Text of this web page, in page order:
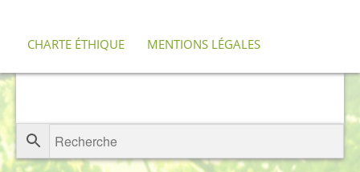
CHARTE ÉTHIQUE MENTIONS LÉGALES
sélection.